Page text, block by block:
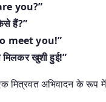
you?”
हैं?”
meet you!”
खुशी हुई!”
मित्रवत अभिवादन के रूप में